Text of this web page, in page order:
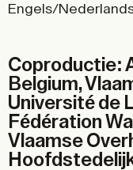
Engels/
Coproductie:
Belgium,
Université de
Fédération
Vlaamse